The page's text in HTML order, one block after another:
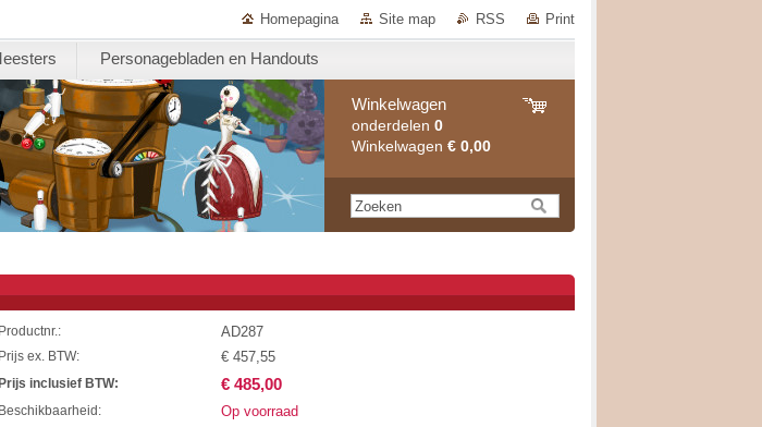
Homepagina Site map RSS Print
Personagebladen en Handouts
Winkelwagen
onderdelen 0
Winkelwagen € 0,00
Productnr.: AD287
Prijs ex. BTW: € 457,55
Prijs inclusief BTW: € 485,00
Beschikbaarheid: Op voorraad